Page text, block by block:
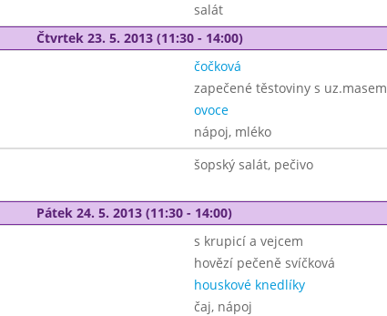
salát
Čtvrtek 23. 5. 2013 (11:30 - 14:00)
čočková
zapečené těstoviny s uz.masem
ovoce
nápoj, mléko
šopský salát, pečivo
Pátek 24. 5. 2013 (11:30 - 14:00)
s krupicí a vejcem
hovězí pečeně svíčková
houskové knedlíky
čaj, nápoj